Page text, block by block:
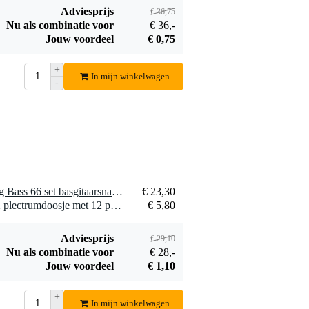
elektrische gitaar
standaard
€ 12,50
Bestel mee
Adviesprijs € 36,75
Nu als combinatie voor
€ 36,-
Jouw voordeel
€ 0,75
+
-
In mijn winkelwagen
1 x Rotosound 66LE Swing Bass 66 set basgitaarsnaren 50 - 110
€ 23,30
1 x Bax Music PickBox-12 plectrumdoosje met 12 plectrums (0.46 mm)
€ 5,80
Adviesprijs € 29,10
Nu als combinatie voor
€ 28,-
Jouw voordeel
€ 1,10
+
In mijn winkelwagen